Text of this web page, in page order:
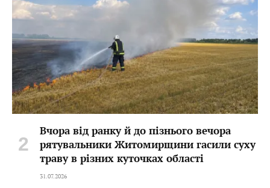
Вчора від ранку й до пізнього вечора
рятувальники Житомирщини гасили суху
траву в різних куточках області
31.07.2026